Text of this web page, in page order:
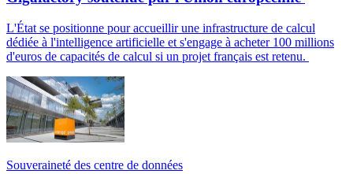
L'État se positionne pour accueillir une infrastructure de calcul
dédiée à l'intelligence artificielle et s'engage à acheter 100 millions
d'euros de capacités de calcul si un projet français est retenu.
Souveraineté des centre de données